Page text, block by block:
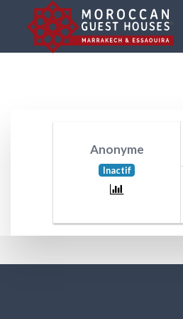
Anonyme
Inactif